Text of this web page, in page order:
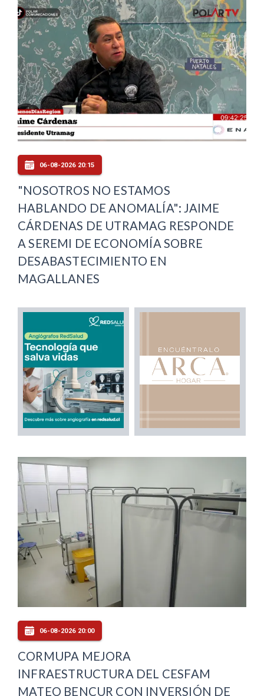
06-08-2026 20:15
"NOSOTROS NO ESTAMOS
HABLANDO DE ANOMALÍA": JAIME
CÁRDENAS DE UTRAMAG RESPONDE
A SEREMI DE ECONOMÍA SOBRE
DESABASTECIMIENTO EN
MAGALLANES
06-08-2026 20:00
CORMUPA MEJORA
INFRAESTRUCTURA DEL CESFAM
MATEO BENCUR CON INVERSIÓN DE